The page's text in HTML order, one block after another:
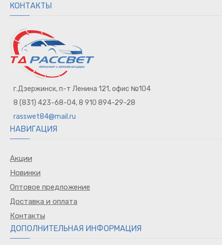
КОНТАКТЫ
г.Дзержинск, п-т Ленина 121, офис №104
8 (831) 423-68-04, 8 910 894-29-28
rasswet84@mail.ru
НАВИГАЦИЯ
Акции
Новинки
Оптовое предложение
Доставка и оплата
Контакты
ДОПОЛНИТЕЛЬНАЯ ИНФОРМАЦИЯ